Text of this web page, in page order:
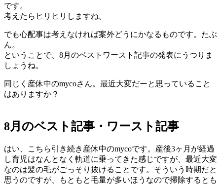
です。
考えたらヒリヒリしますね。
でも心配事は考えなければ案外どうにかなるものです。たぶ
ん。
ということで、8月のベストワースト記事の発表にうつりま
しょうね。
同じく産休中のmycoさん。最近大変だーと思っていること
はありますか？
8月のベスト記事・ワースト記事
はい、こちら引き続き産休中のmycoです。産後3ヶ月が経過
し育児はなんとなく軌道に乗ってきた感じですが、最近大変
なのは髪の毛がごっそり抜けることです。そういう時期だと
思うのですが、もともと毛量が多いほうなので掃除するとも